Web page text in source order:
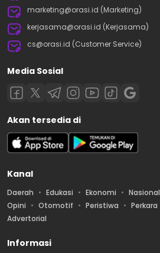
marketing@orasi.id (Marketing)
kerjasama@orasi.id (Kerjasama)
cs@orasi.id (Customer Service)
Media Sosial
Akan tersedia di
Kanal
Daerah Edukasi Ekonomi Nasional
Opini
Otomotif Peristiwa Perkara
Advertorial
Informasi